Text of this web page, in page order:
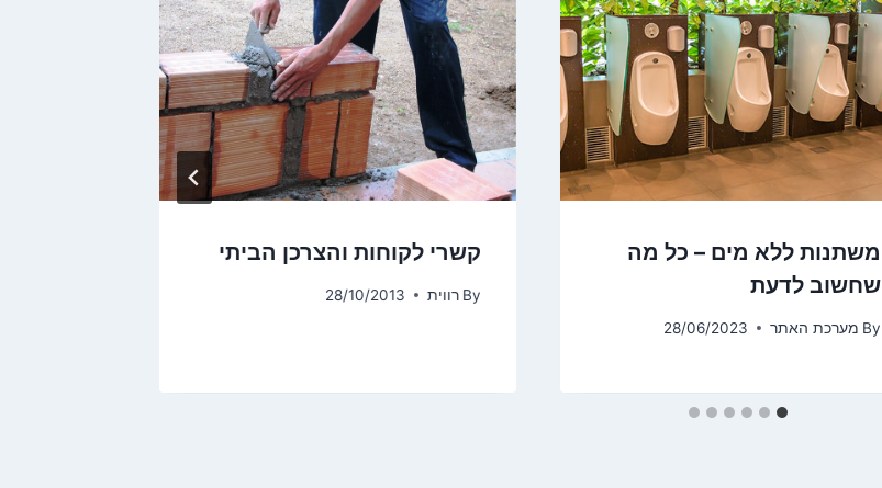
משתנות ללא מים – כל מה
שחשוב לדעת
By מערכת האתר 28/06/2023
קשרי לקוחות והצרכן הביתי
By רווית 28/10/2013